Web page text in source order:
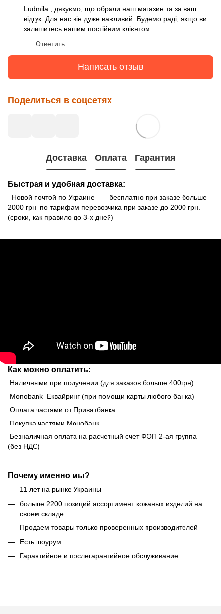
Ludmila , дякуємо, що обрали наш магазин та за ваш
відгук. Для нас він дуже важливий. Будемо раді, якщо ви
залишитесь нашим постійним клієнтом.
Ответить
Написать отзыв
Поделиться в соцсетях
Доставка Оплата Гарантия
Быстрая и удобная доставка:
Новой почтой по Украине — бесплатно при заказе больше
2000 грн. по тарифам перевозчика при заказе до 2000 грн.
(сроки, как правило до 3-х дней)
Как можно оплатить:
Наличными при получении (для заказов больше 400грн)
Monobank Еквайринг (при помощи карты любого банка)
Оплата частями от Приватбанка
Покупка частями Монобанк
Безналичная оплата на расчетный счет ФОП 2-ая группа
(без НДС)
Почему именно мы?
11 лет на рынке Украины
больше 2200 позиций ассортимент кожаных изделий на
своем складе
Продаем товары только проверенных производителей
Есть шоурум
Гарантийное и послегарантийное обслуживание